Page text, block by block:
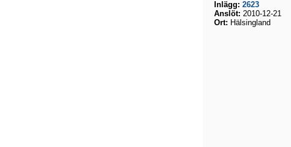
Inlägg: 2623
Anslöt: 2010-12-21
Ort: Hälsingland